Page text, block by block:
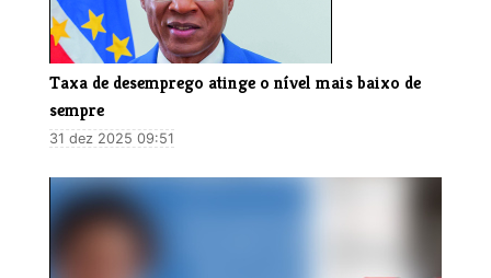
Taxa de desemprego atinge o nível mais baixo de
sempre
31 dez 2025 09:51